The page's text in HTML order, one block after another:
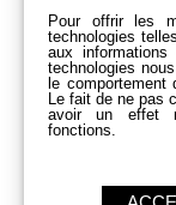
Pour offrir les
technologies
aux
technologies
le
Le fait de ne pas
avoir un effet
fonctions.